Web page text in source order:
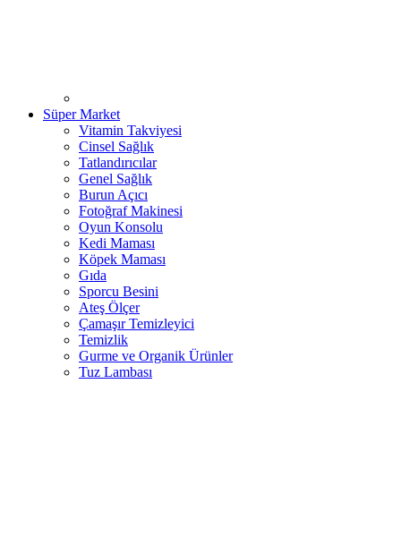
Süper Market
Vitamin Takviyesi
Cinsel Sağlık
Tatlandırıcılar
Genel Sağlık
Burun Açıcı
Fotoğraf Makinesi
Oyun Konsolu
Kedi Maması
Köpek Maması
Gıda
Sporcu Besini
Ateş Ölçer
Çamaşır Temizleyici
Temizlik
Gurme ve Organik Ürünler
Tuz Lambası